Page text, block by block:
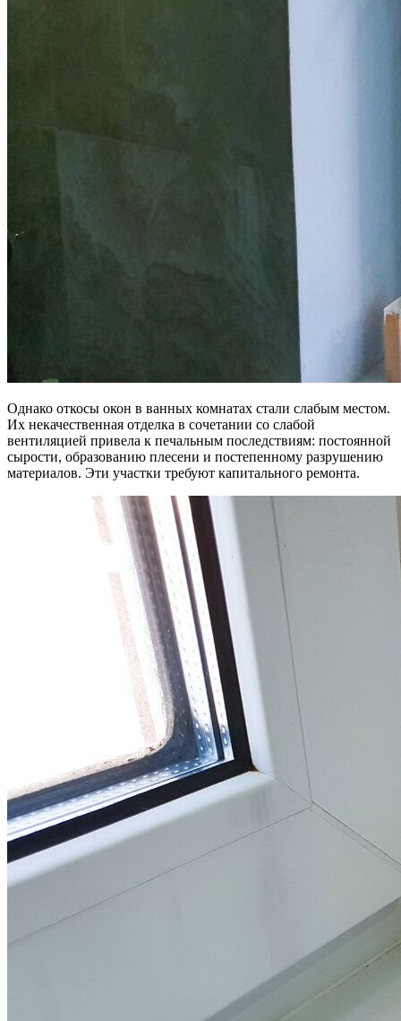
Однако откосы окон в ванных комнатах стали слабым местом.
Их некачественная отделка в сочетании со слабой
вентиляцией привела к печальным последствиям: постоянной
сырости, образованию плесени и постепенному разрушению
материалов. Эти участки требуют капитального ремонта.